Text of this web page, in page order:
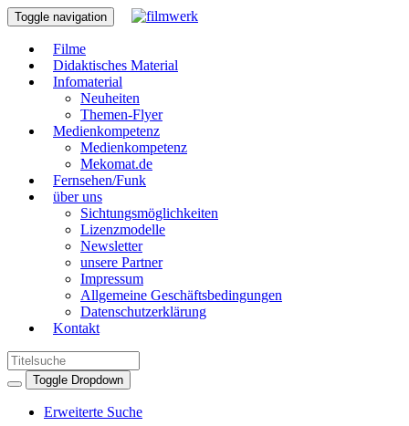
Toggle navigation
Filme
Didaktisches Material
Infomaterial
Neuheiten
Themen-Flyer
Medienkompetenz
Medienkompetenz
Mekomat.de
Fernsehen/Funk
über uns
Sichtungsmöglichkeiten
Lizenzmodelle
Newsletter
unsere Partner
Impressum
Allgemeine Geschäftsbedingungen
Datenschutzerklärung
Kontakt
Toggle Dropdown
Erweiterte Suche